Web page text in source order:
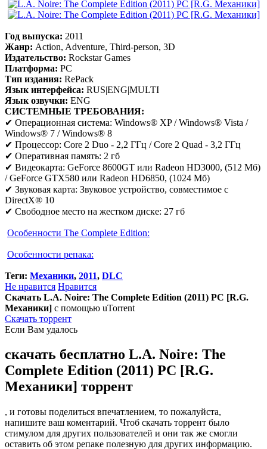
Год выпуска: 2011
Жанр: Action, Adventure, Third-person, 3D
Издательство: Rockstar Games
Платформа: PC
Тип издания: RePack
Язык интерфейса: RUS|ENG|MULTI
Язык озвучки: ENG
СИСТЕМНЫЕ ТРЕБОВАНИЯ:
✔ Операционная система: Windows® XP / Windows® Vista /
Windows® 7 / Windows® 8
✔ Процессор: Core 2 Duo - 2,2 ГГц / Core 2 Quad - 3,2 ГГц
✔ Оперативная память: 2 гб
✔ Видеокарта: GeForce 8600GT или Radeon HD3000, (512 Мб)
/ GeForce GTX580 или Radeon HD6850, (1024 Мб)
✔ Звуковая карта: Звуковое устройство, совместимое с
DirectX® 10
✔ Свободное место на жестком диске: 27 гб
Особенности The Complete Edition:
Особенности репака:
Теги: Механики, 2011, DLC
Не нравится Нравится
Скачать L.A. Noire: The Complete Edition (2011) PC [R.G.
Механики] с помощью uTorrent
Скачать торрент
Если Вам удалось
скачать бесплатно L.A. Noire: The
Complete Edition (2011) PC [R.G.
Механики] торрент
, и готовы поделиться впечатлением, то пожалуйста,
напишите ваш коментарий. Чтоб скачать торрент было
стимулом для других пользователей и они так же смогли
оставить об этом репаке полезную для других информацию.